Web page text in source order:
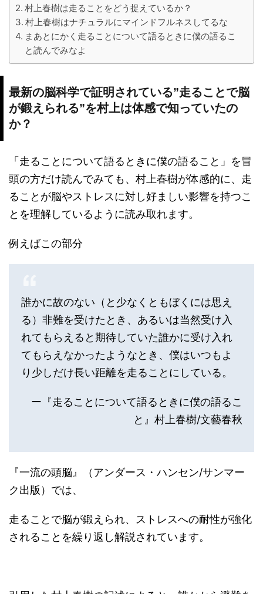
村上春樹は走ることをどう捉えているか？
村上春樹はナチュラルにマインドフルネスしてるな
まあとにかく走ることについて語るときに僕の語るこ
と読んでみなよ
最新の脳科学で証明されている”走ることで脳
が鍛えられる”を村上は体感で知っていたの
か？
「走ることについて語るときに僕の語ること」を冒
頭の方だけ読んでみても、村上春樹が体感的に、走
ることが脳やストレスに対し好ましい影響を持つこ
とを理解しているように読み取れます。
例えばこの部分
誰かに故のない（と少なくともぼくには思え
る）非難を受けたとき、あるいは当然受け入
れてもらえると期待していた誰かに受け入れ
てもらえなかったようなとき、僕はいつもよ
り少しだけ長い距離を走ることにしている。
ー『走ることについて語るときに僕の語るこ
と』村上春樹/文藝春秋
『一流の頭脳』（アンダース・ハンセン/サンマー
ク出版）では、
走ることで脳が鍛えられ、ストレスへの耐性が強化
されることを繰り返し解説されています。